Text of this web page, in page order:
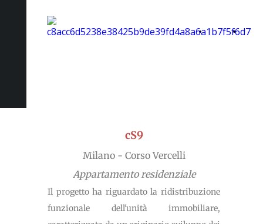
Home Lo
cS9
Milano - Corso Vercelli
Appartamento residenziale
Il progetto ha riguardato la ridistribuzione
funzionale dell'unità immobiliare,